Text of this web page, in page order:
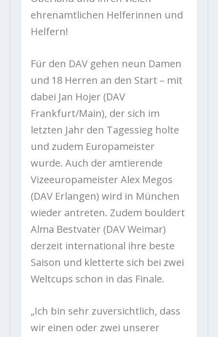
ehrenamtlichen Helferinnen und
Helfern!
Für den DAV gehen neun Damen
und 18 Herren an den Start – mit
dabei Jan Hojer (DAV
Frankfurt/Main), der sich im
letzten Jahr den Tagessieg holte
und zudem Europameister
wurde. Auch der amtierende
Vizeeuropameister Alex Megos
(DAV Erlangen) wird in München
wieder antreten. Zudem bouldert
Alma Bestvater (DAV Weimar)
derzeit international ihre beste
Saison und kletterte sich bei zwei
Weltcups schon in das Finale.
„Ich bin sehr zuversichtlich, dass
wir einen oder zwei unserer